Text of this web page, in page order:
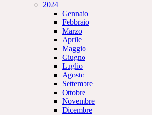
2024
Gennaio
Febbraio
Marzo
Aprile
Maggio
Giugno
Luglio
Agosto
Settembre
Ottobre
Novembre
Dicembre